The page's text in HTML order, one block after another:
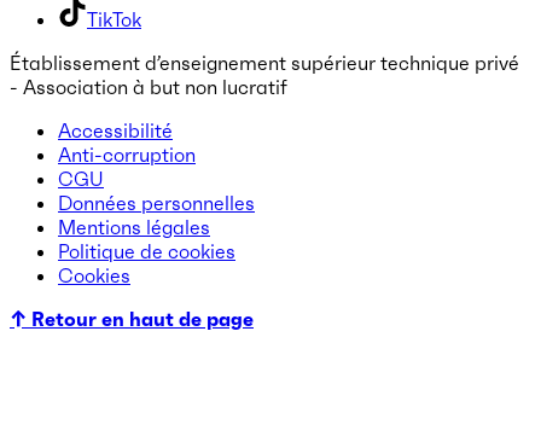
TikTok
Établissement d’enseignement supérieur technique privé
- Association à but non lucratif
Accessibilité
Anti-corruption
CGU
Données personnelles
Mentions légales
Politique de cookies
Cookies
↑ Retour en haut de page